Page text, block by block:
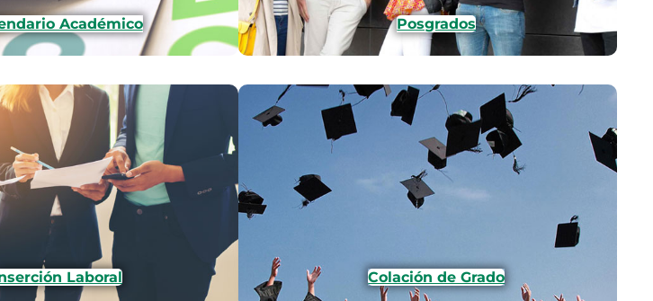
Académico Posgrados
Laboral Colación de Grado